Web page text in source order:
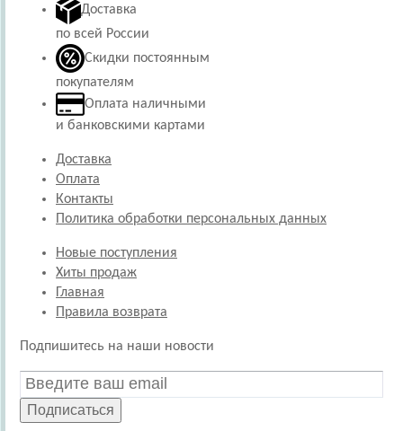
Доставка
по всей России
Скидки постоянным
покупателям
Оплата наличными
и банковскими картами
Доставка
Оплата
Контакты
Политика обработки персональных данных
Новые поступления
Хиты продаж
Главная
Правила возврата
Подпишитесь на наши новости
Подписаться